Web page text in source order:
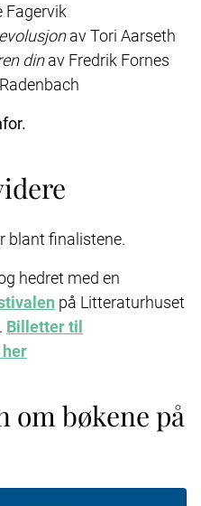
Fagervik
av Tori Aarseth
dinav Fredrik Fornes
blant finalistene.
hedret med en
på Litteraturhuset
Billetter til
om bøkene på